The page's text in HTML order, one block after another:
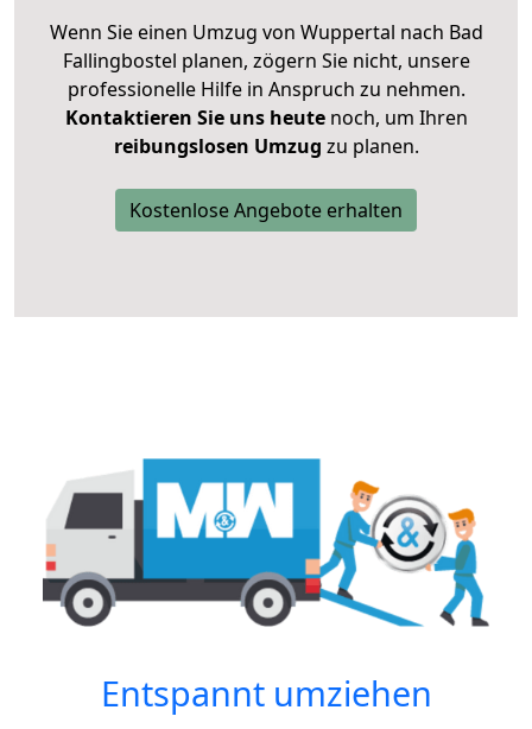
Wenn Sie einen Umzug von Wuppertal nach Bad
Fallingbostel planen, zögern Sie nicht, unsere
professionelle Hilfe in Anspruch zu nehmen.
Kontaktieren Sie uns heutenoch, um Ihren
reibungslosen Umzug zu planen.
Kostenlose Angebote erhalten
Entspannt umziehen